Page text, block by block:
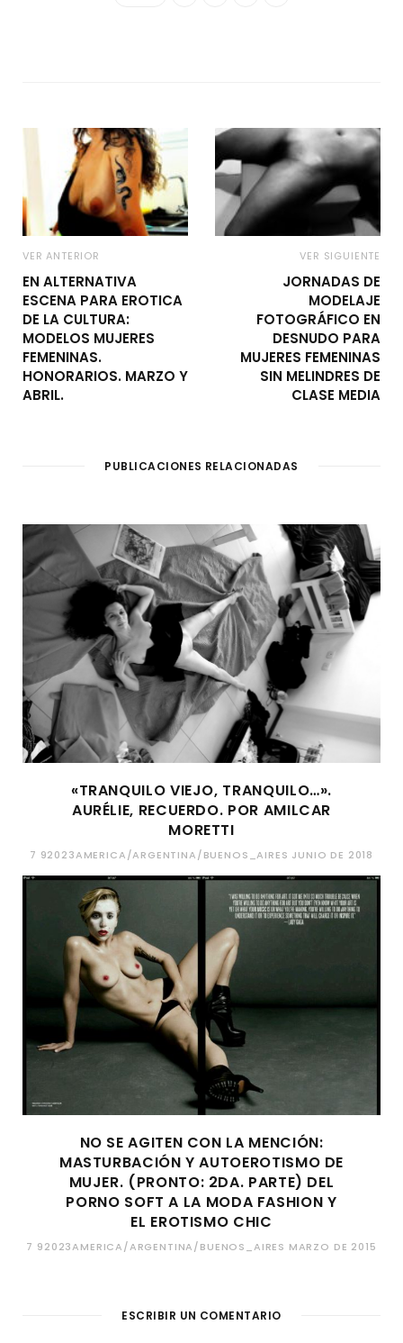
VER ANTERIOR
EN ALTERNATIVA
ESCENA PARA EROTICA
DE LA CULTURA:
MODELOS MUJERES
FEMENINAS.
HONORARIOS. MARZO Y
ABRIL.
VER SIGUIENTE
JORNADAS DE
MODELAJE
FOTOGRÁFICO EN
DESNUDO PARA
MUJERES FEMENINAS
SIN MELINDRES DE
CLASE MEDIA
PUBLICACIONES RELACIONADAS
«TRANQUILO VIEJO, TRANQUILO…».
AURÉLIE, RECUERDO. POR AMILCAR
MORETTI
7 92023AMERICA/ARGENTINA/BUENOS_AIRES JUNIO DE 2018
NO SE AGITEN CON LA MENCIÓN:
MASTURBACIÓN Y AUTOEROTISMO DE
MUJER. (PRONTO: 2DA. PARTE) DEL
PORNO SOFT A LA MODA FASHION Y
EL EROTISMO CHIC
7 92023AMERICA/ARGENTINA/BUENOS_AIRES MARZO DE 2015
ESCRIBIR UN COMENTARIO